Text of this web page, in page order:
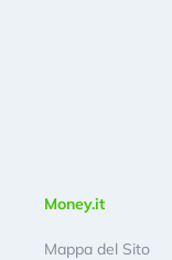
Money.it
Mappa del Sito